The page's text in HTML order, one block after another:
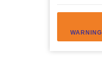
WARNING